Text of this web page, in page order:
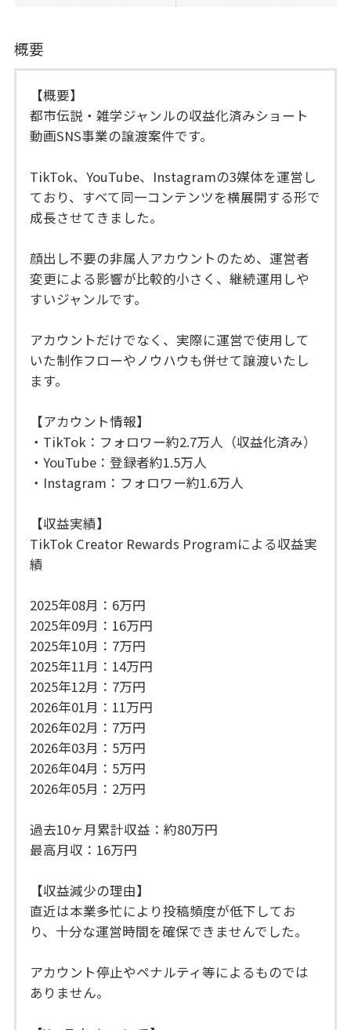
概要
【概要】
都市伝説・雑学ジャンルの収益化済みショート
動画SNS事業の譲渡案件です。
TikTok、YouTube、Instagramの3媒体を運営し
ており、すべて同一コンテンツを横展開する形で
成長させてきました。
顔出し不要の非属人アカウントのため、運営者
変更による影響が比較的小さく、継続運用しや
すいジャンルです。
アカウントだけでなく、実際に運営で使用して
いた制作フローやノウハウも併せて譲渡いたし
ます。
【アカウント情報】
・TikTok：フォロワー約2.7万人（収益化済み）
・YouTube：登録者約1.5万人
・Instagram：フォロワー約1.6万人
【収益実績】
TikTok Creator Rewards Programによる収益実
績
2025年08月：6万円
2025年09月：16万円
2025年10月：7万円
2025年11月：14万円
2025年12月：7万円
2026年01月：11万円
2026年02月：7万円
2026年03月：5万円
2026年04月：5万円
2026年05月：2万円
過去10ヶ月累計収益：約80万円
最高月収：16万円
【収益減少の理由】
直近は本業多忙により投稿頻度が低下してお
り、十分な運営時間を確保できませんでした。
アカウント停止やペナルティ等によるものでは
ありません。